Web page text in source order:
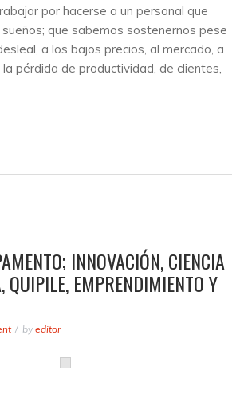
por hacerse a un personal que
que sabemos sostenernos pese
a los bajos precios, al mercado, a
pérdida de productividad, de clientes,
la aceleración y los cambios
organizacionales, le saben a Cacho!
INNOVACIÓN, CIENCIA
QUIPILE, EMPRENDIMIENTO Y
by editor